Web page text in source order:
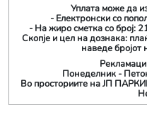
Уплата може да
- Електронски со
- На жиро сметка со
Скопје и цел на дознака:
наведе бројот
Понеделник -
Во просториите на ЈП